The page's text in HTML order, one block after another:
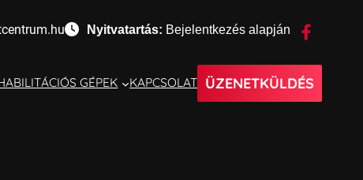
Nyitvatartás: Bejelentkezés alapján
GÉPEK KAPCSOLAT ÜZENETKÜLDÉS